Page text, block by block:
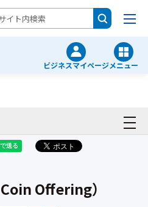
ビジネスマイページメニュー
Offering）